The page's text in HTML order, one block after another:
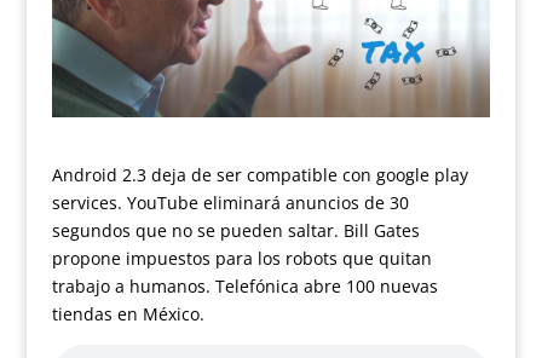
Android 2.3 deja de ser compatible con google play
services. YouTube eliminará anuncios de 30
segundos que no se pueden saltar. Bill Gates
propone impuestos para los robots que quitan
trabajo a humanos. Telefónica abre 100 nuevas
tiendas en México.